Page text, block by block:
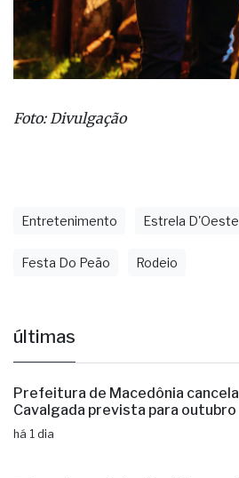
Foto: Divulgação
Entretenimento Estrela D'Oeste
Festa Do Peão Rodeio
últimas
Prefeitura de Macedônia cancela
Cavalgada prevista para outubro
há 1 dia